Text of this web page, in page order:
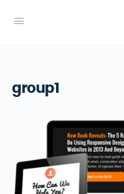
group1